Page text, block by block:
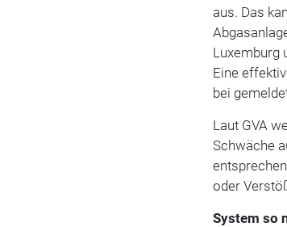
aus. Das
Luxemburg
Eine
bei
Laut GVA
Schwäche
oder
System so